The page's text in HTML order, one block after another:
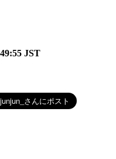
JST